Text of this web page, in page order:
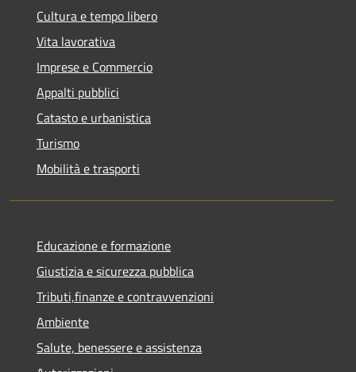
Cultura e tempo libero
Vita lavorativa
Imprese e Commercio
Appalti pubblici
Catasto e urbanistica
Turismo
Mobilità e trasporti
Educazione e formazione
Giustizia e sicurezza pubblica
Tributi,finanze e contravvenzioni
Ambiente
Salute, benessere e assistenza